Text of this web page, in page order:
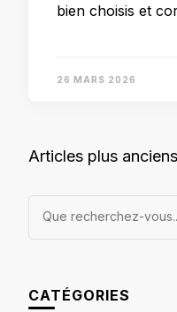
bien choisis et
26 MARS 2026
Navigation
articles
Articles plus anciens
Vous
CATÉGORIES